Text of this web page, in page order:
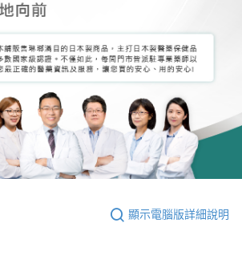
顯示電腦版詳細說明